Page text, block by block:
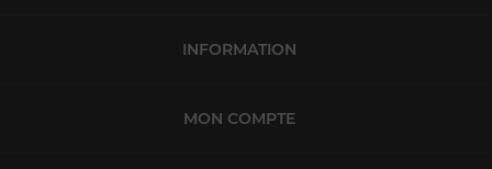
INFORMATION
MON COMPTE